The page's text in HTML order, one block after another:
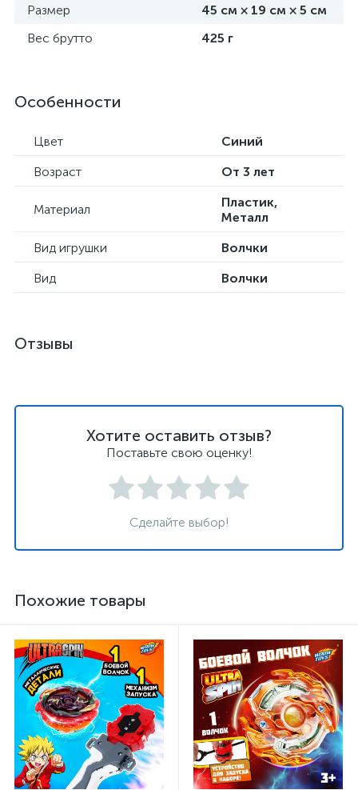
Размер
45 см × 19 см × 5 см
Вес брутто
425 г
Особенности
Цвет
Синий
Возраст
От 3 лет
Материал
Пластик,
Металл
Вид игрушки
Волчки
Вид
Волчки
Отзывы
Хотите оставить отзыв?
Поставьте свою оценку!
Сделайте выбор!
Похожие товары